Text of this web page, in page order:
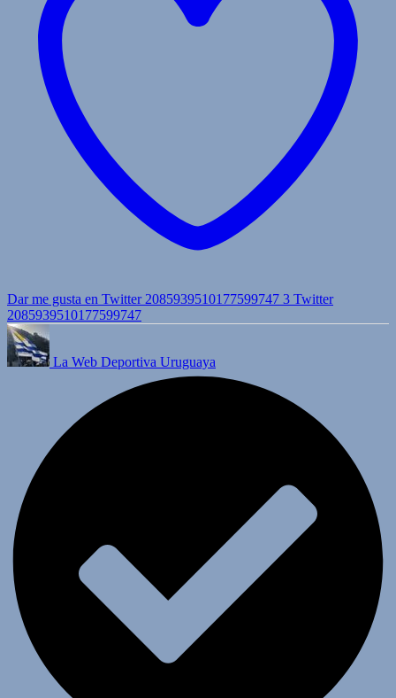
Dar me gusta en Twitter 2085939510177599747 3 Twitter
2085939510177599747
La Web Deportiva Uruguaya